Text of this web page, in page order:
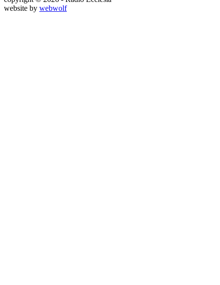
website by webwolf